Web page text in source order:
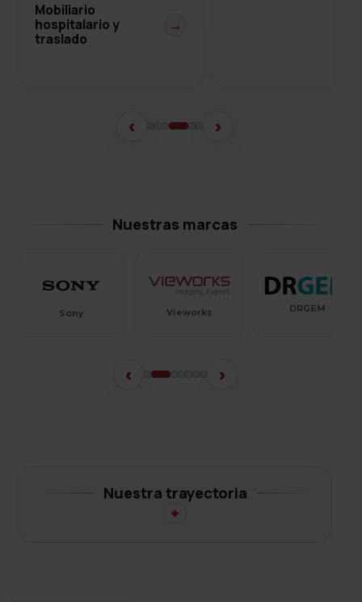
Mobiliario
hospitalario y
traslado
→
‹ ›
Nuestras marcas
Vieworks DRGEM
Ecleris
‹ ›
Nuestra trayectoria
+